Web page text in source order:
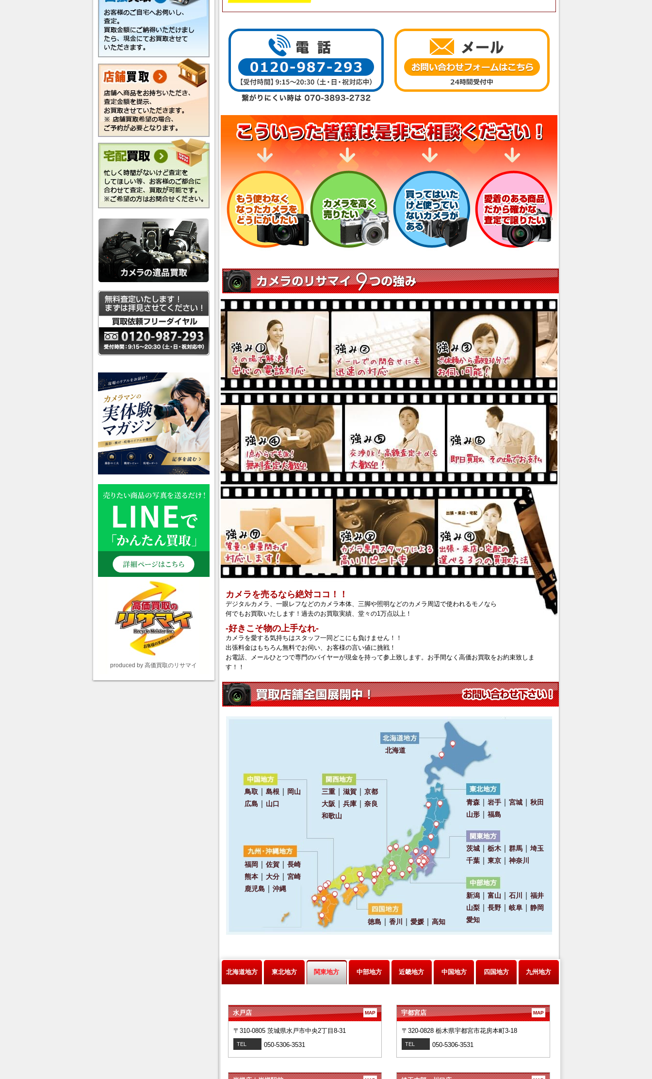
カメラを売るなら絶対ココ！！
デジタルカメラ、一眼レフなどのカメラ本体、三脚や照明などのカメラ周辺で使われるモノなら
何でもお買取いたします！過去のお買取実績、堂々の1万点以上！
‐好きこそ物の上手なれ‐
カメラを愛する気持ちはスタッフ一同どこにも負けません！！
出張料金はもちろん無料でお伺い、お客様の言い値に挑戦！
お電話、メールひとつで専門のバイヤーが現金を持って参上致します。お手間なく高価お買取をお約束致しま
す！！
北海道地方 東北地方 関東地方 中部地方 近畿地方 中国地方 四国地方 九州地方
水戸店 MAP
〒310-0805 茨城県水戸市中央2丁目8-31
TEL 050-5306-3531
宇都宮店 MAP
〒320-0828 栃木県宇都宮市花房本町3-18
TEL 050-5306-3531
produced by 高価買取のリサマイ